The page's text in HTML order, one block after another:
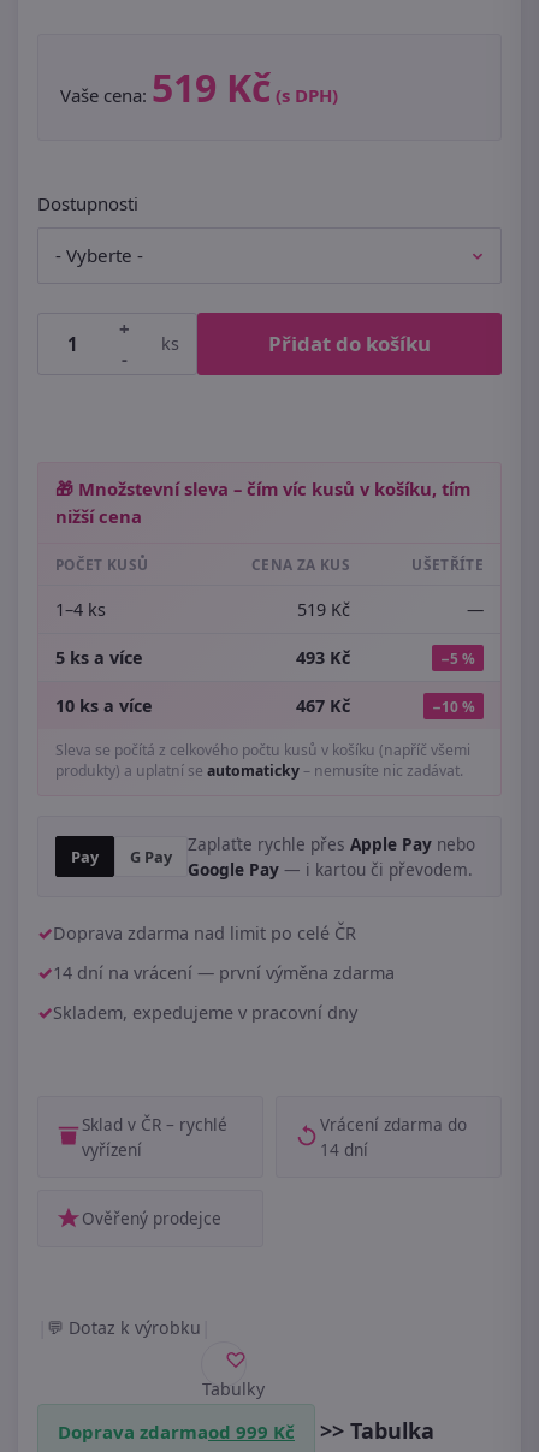
Vaše cena: 519 Kč (s DPH)
Dostupnosti
+
-
ks Přidat do košíku
🎁 Množstevní sleva – čím víc kusů v košíku, tím
nižší cena
POČET KUSŮ CENA ZA KUS UŠETŘÍTE
1–4 ks 519 Kč —
5 ks a více 493 Kč −5 %
10 ks a více 467 Kč −10 %
Sleva se počítá z celkového počtu kusů v košíku (napříč všemi
produkty) a uplatní se automaticky– nemusíte nic zadávat.
Pay G Pay
Zaplaťte rychle přes Apple Pay nebo
Google Pay — i kartou či převodem.
Doprava zdarma nad limit po celé ČR
14 dní na vrácení — první výměna zdarma
Skladem, expedujeme v pracovní dny
Sklad v ČR – rychlé
vyřízení
Vrácení zdarma do
14 dní
Ověřený prodejce
Dotaz k výrobku
Tabulky
Doprava zdarmaod 999 Kč >> Tabulka